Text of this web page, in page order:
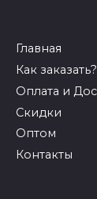
Главная
Как заказать?
Оплата и
Скидки
Оптом
Контакты